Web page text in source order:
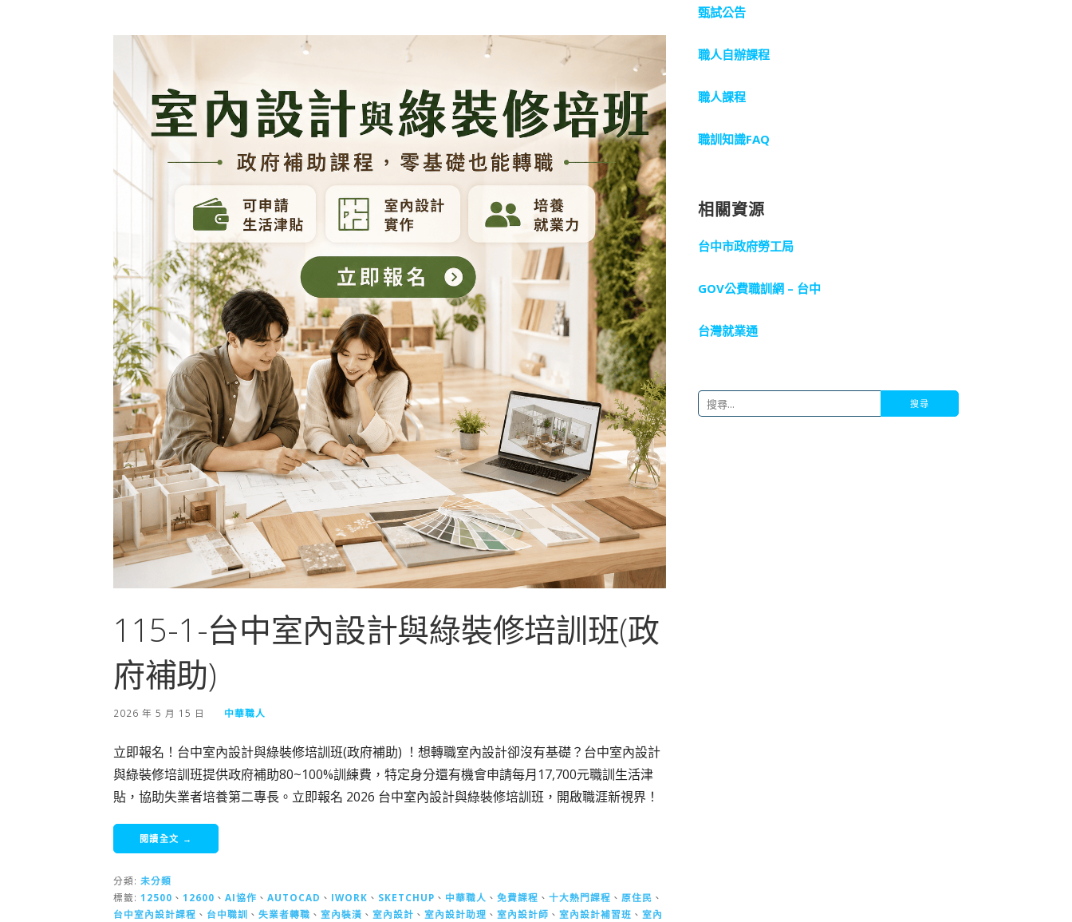
115-1-台中室內設計與綠裝修培訓班(政
府補助)
2026 年 5 月 15 日 中華職人
立即報名！台中室內設計與綠裝修培訓班(政府補助) ！想轉職室內設計卻沒有基礎？台中室內設計
與綠裝修培訓班提供政府補助80~100%訓練費，特定身分還有機會申請每月17,700元職訓生活津
貼，協助失業者培養第二專長。立即報名 2026 台中室內設計與綠裝修培訓班，開啟職涯新視界！
閱讀全文 →
分類: 未分類
標籤: 12500 、 12600 、 AI協作 、 AUTOCAD 、 IWORK 、 SKETCHUP 、 中華職人 、 免費課程 、 十大熱門課程 、 原住民 、
台中室內設計課程 、 台中職訓 、 失業者轉職 、 室內裝潢 、 室內設計 、 室內設計助理 、 室內設計師 、 室內設計補習班 、 室內
甄試公告
職人自辦課程
職人課程
職訓知識FAQ
相關資源
台中市政府勞工局
GOV公費職訓網 – 台中
台灣就業通
搜